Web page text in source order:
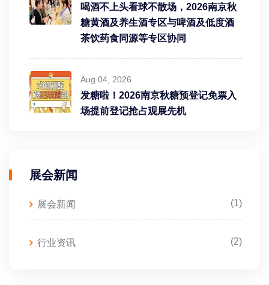
喝酒不上头看球不散场，2026南京秋
糖黄酒及养生酒专区与啤酒及低度酒
茶饮药食同源等专区协同
Aug 04, 2026
发糖啦！2026南京秋糖预登记免票入
场提前登记抢占观展先机
展会新闻
展会新闻 (1)
行业资讯 (2)